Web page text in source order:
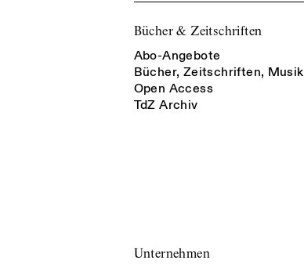
Bücher & Zeitschriften
Abo-Angebote
Bücher, Zeitschriften, Musik
Open Access
TdZ Archiv
Unternehmen